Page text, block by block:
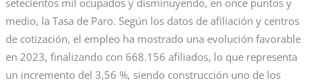
setecientos mil ocupados y disminuyendo, en once puntos y
medio, la Tasa de Paro. Según los datos de afiliación y centros
de cotización, el empleo ha mostrado una evolución favorable
en 2023, finalizando con 668.156 afiliados, lo que representa
un incremento del 3,56 %, siendo construcción uno de los